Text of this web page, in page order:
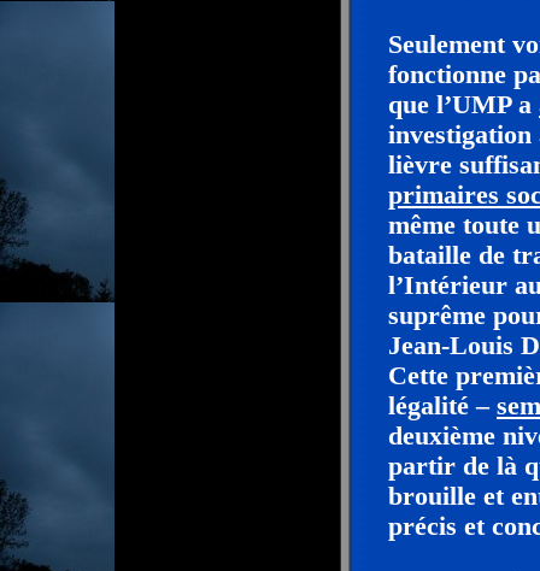
Seulement
fonctionne
que l’UMP a
investigation
lièvre
primaires
même toute
bataille de
l’Intérieur
suprême
Jean-Louis
Cette
légalité –
deuxième
partir de là
brouille et
précis et